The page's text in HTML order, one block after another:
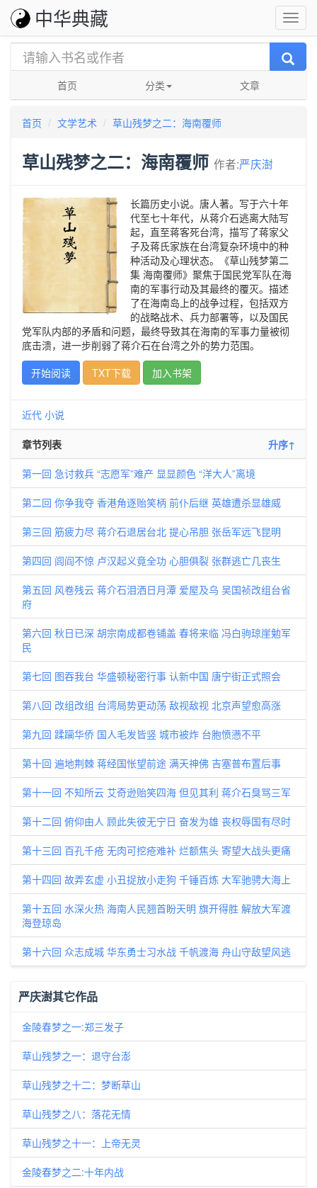
中华典藏
首页 分类 文章
首页 文学艺术 草山残梦之二：海南覆师
草山残梦之二：海南覆师 作者:严庆澍
长篇历史小说。唐人著。写于六十年
代至七十年代，从蒋介石逃离大陆写
起，直至蒋客死台湾，描写了蒋家父
子及蒋氏家族在台湾复杂环境中的种
种活动及心理状态。《草山残梦第二
集 海南覆师》聚焦于国民党军队在海
南的军事行动及其最终的覆灭。描述
了在海南岛上的战争过程，包括双方
的战略战术、兵力部署等，以及国民
党军队内部的矛盾和问题，最终导致其在海南的军事力量被彻
底击溃，进一步削弱了蒋介石在台湾之外的势力范围。
开始阅读
TXT下载 加入书架
近代 小说
章节列表 升序↑
第一回 急讨救兵 “志愿军”难产 显显颜色 “洋大人”离境
第二回 你争我夺 香港角逐贻笑柄 前仆后继 英雄遭杀显雄威
第三回 筋疲力尽 蒋介石退居台北 提心吊胆 张岳军远飞昆明
第四回 闾阎不惊 卢汉起义竟全功 心胆俱裂 张群逃亡几丧生
第五回 风卷残云 蒋介石泪洒日月潭 爱屋及乌 吴国祯改组台省
府
第六回 秋日已深 胡宗南成都卷铺盖 春将来临 冯白驹琼崖勉军
民
第七回 图吞我台 华盛顿秘密行事 认新中国 唐宁街正式照会
第八回 改组改组 台湾局势更动荡 敌视敌视 北京声望愈高涨
第九回 蹂躏华侨 国人毛发皆竖 城市被炸 台胞愤懑不平
第十回 遍地荆棘 蒋经国怅望前途 满天神佛 吉塞普布置后事
第十一回 不知所云 艾奇逊贻笑四海 但见其利 蒋介石臭骂三军
第十二回 俯仰由人 顾此失彼无宁日 奋发为雄 丧权辱国有尽时
第十三回 百孔千疮 无肉可挖疮难补 烂额焦头 寄望大战头更痛
第十四回 故弄玄虚 小丑捉放小走狗 千锤百炼 大军驰骋大海上
第十五回 水深火热 海南人民翘首盼天明 旗开得胜 解放大军渡
海登琼岛
第十六回 众志成城 华东勇士习水战 千帆渡海 舟山守敌望风逃
严庆澍其它作品
金陵春梦之一:郑三发子
草山残梦之一：退守台澎
草山残梦之十二：梦断草山
草山残梦之八：落花无情
草山残梦之十一：上帝无灵
金陵春梦之二:十年内战